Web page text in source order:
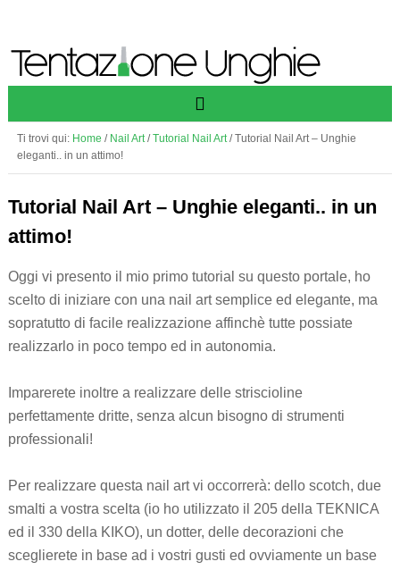
Ti trovi qui: Home / Nail Art / Tutorial Nail Art /Tutorial Nail Art – Unghie
eleganti.. in un attimo!
Tutorial Nail Art – Unghie eleganti.. in un
attimo!
Oggi vi presento il mio primo tutorial su questo portale, ho
scelto di iniziare con una nail art semplice ed elegante, ma
sopratutto di facile realizzazione affinchè tutte possiate
realizzarlo in poco tempo ed in autonomia.
Imparerete inoltre a realizzare delle striscioline
perfettamente dritte, senza alcun bisogno di strumenti
professionali!
Per realizzare questa nail art vi occorrerà: dello scotch, due
smalti a vostra scelta (io ho utilizzato il 205 della TEKNICA
ed il 330 della KIKO), un dotter, delle decorazioni che
sceglierete in base ad i vostri gusti ed ovviamente un base